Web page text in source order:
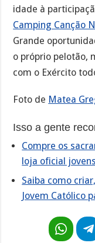
idade à
Camping Canção
Grande
o próprio pelotão,
com o Exército
Foto de Matea
Isso a gente
Compre os
loja oficial
Saiba como
Jovem Católico